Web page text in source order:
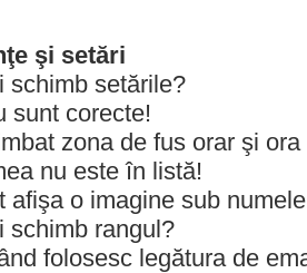
şi setări
schimb setările?
sunt corecte!
zona de fus orar şi
nu este în listă!
afişa o imagine sub
schimb rangul?
folosesc legătura de